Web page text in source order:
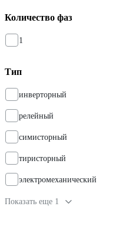
Количество фаз
1
Тип
инверторный
релейный
симисторный
тиристорный
электромеханический
Показать еще 1